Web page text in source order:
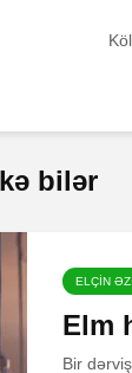
bilər
ELÇİN
Elm
Bir
ziyalı?